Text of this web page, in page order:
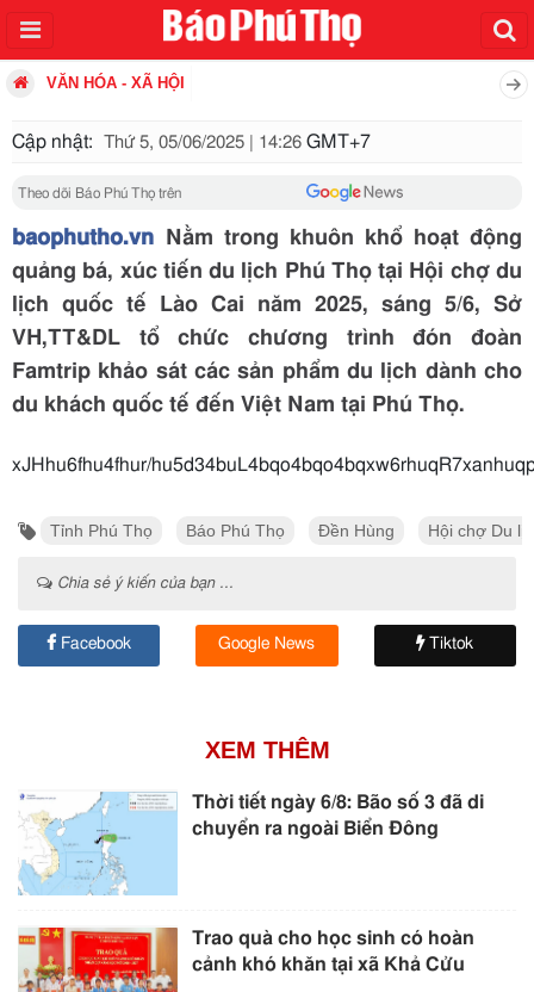
VĂN HÓA - XÃ HỘI
Cập nhật: Thứ 5, 05/06/2025 | 14:26 GMT+7
Theo dõi Báo Phú Thọ trên
baophutho.vn Nằm trong khuôn khổ hoạt động
quảng bá, xúc tiến du lịch Phú Thọ tại Hội chợ du
lịch quốc tế Lào Cai năm 2025, sáng 5/6, Sở
VH,TT&DL tổ chức chương trình đón đoàn
Famtrip khảo sát các sản phẩm du lịch dành cho
du khách quốc tế đến Việt Nam tại Phú Thọ.
xJHhu6fhu4fhur/
Tỉnh Phú Thọ Báo Phú Thọ Đền Hùng Hội chợ Du
Chia sẻ ý kiến của bạn ...
Facebook Google News Tiktok
XEM THÊM
Thời tiết ngày 6/8: Bão số 3 đã di
chuyển ra ngoài Biển Đông
Trao quà cho học sinh có hoàn
cảnh khó khăn tại xã Khả Cửu